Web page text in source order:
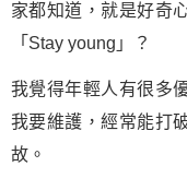
家都知道，就是好奇
「Stay young」？
我覺得年輕人有很多
我要維護，經常能打
故。